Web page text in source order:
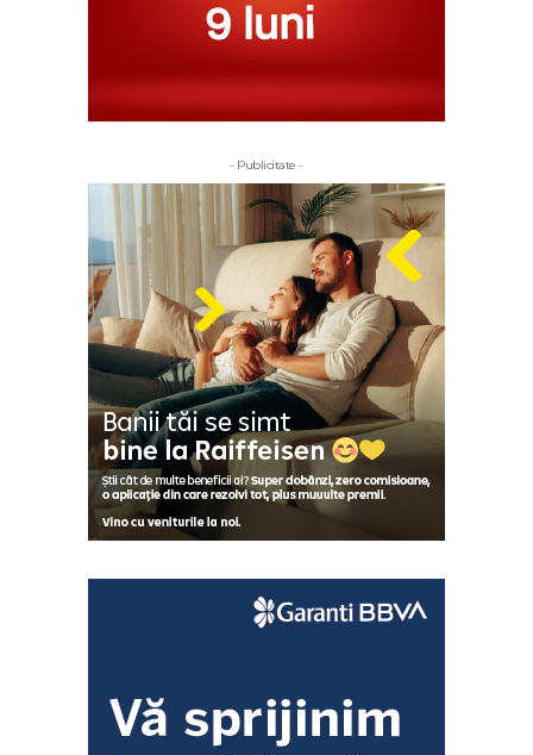
- Publicitate -